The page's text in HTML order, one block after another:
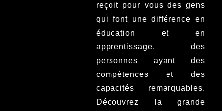
reçoit pour vous des gens
qui font une différence en
éducation et en
apprentissage, des
personnes ayant des
compétences et des
capacités remarquables.
Découvrez la grande